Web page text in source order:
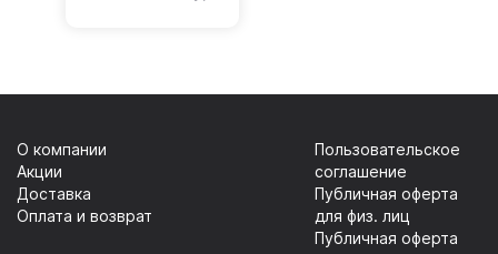
О компании
Акции
Доставка
Оплата и возврат
Пользовательское
соглашение
Публичная оферта
для физ. лиц
Публичная оферта